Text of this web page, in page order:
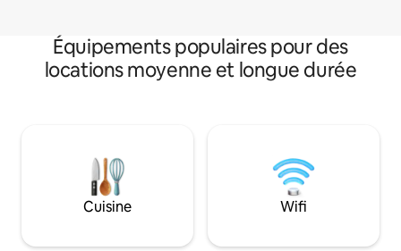
Équipements populaires pour des
locations moyenne et longue durée
Cuisine Wifi